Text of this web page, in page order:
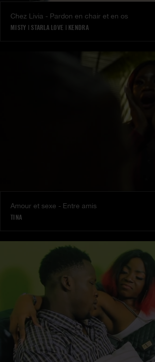
Chez Livia - Pardon en chair et en os
MISTY | STARLA LOVE | KENDRA
Amour et sexe - Entre amis
TINA